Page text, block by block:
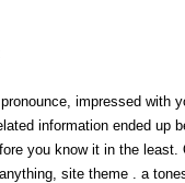
impressed with
information ended up
you know it in the
site theme . a